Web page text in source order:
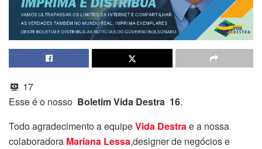
17
Esse é o nosso Boletim Vida Destra 16.
Todo agradecimento a equipeVida Destrae a nossa
colaboradora Mariana Lessa,designer de negócios e